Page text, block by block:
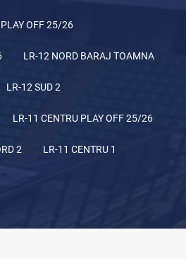
OFF 25/26
LR-12 NORD BARAJ TOAMNA
LR-12 SUD 2
LR-11 CENTRU PLAY OFF 25/26
2 LR-11 CENTRU 1